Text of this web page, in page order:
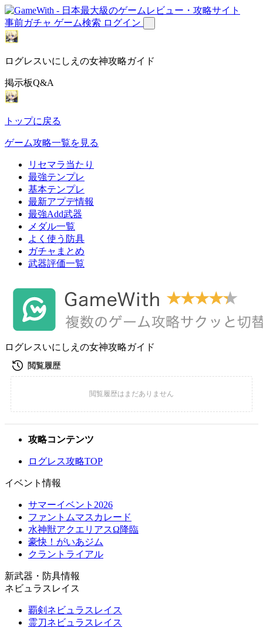
事前ガチャ ゲーム検索 ログイン
ログレスいにしえの女神攻略ガイド
掲示板Q&A
トップに戻る
ゲーム攻略一覧を見る
リセマラ当たり
最強テンプレ
基本テンプレ
最新アプデ情報
最強Add武器
メダル一覧
よく使う防具
ガチャまとめ
武器評価一覧
ログレスいにしえの女神攻略ガイド
攻略コンテンツ
ログレス攻略TOP
イベント情報
サマーイベント2026
ファントムマスカレード
水神獣アクエリアスΩ降臨
豪快！がいあジム
クラントライアル
新武器・防具情報
ネビュラスレイス
覇剣ネビュラスレイス
霊刀ネビュラスレイス